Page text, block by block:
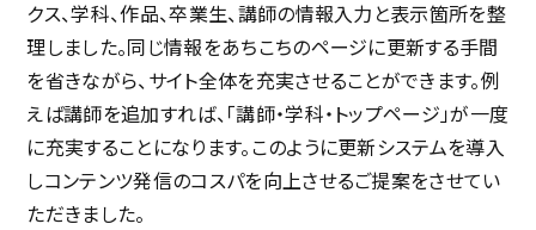
クス、学科、作品、卒業生、講師の情報入力と表示箇所を整
理しました。同じ情報をあちこちのページに更新する手間
を省きながら、サイト全体を充実させることができます。例
えば講師を追加すれば、「講師・学科・トップページ」が一度
に充実することになります。このように更新システムを導入
しコンテンツ発信のコスパを向上させるご提案をさせてい
ただきました。